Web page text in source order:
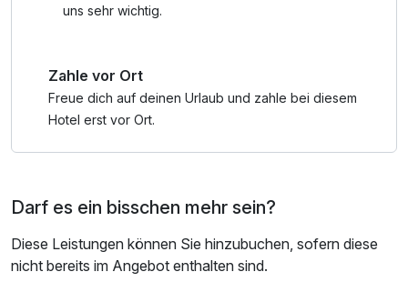
uns sehr wichtig.
Zahle vor Ort
Freue dich auf deinen Urlaub und zahle bei diesem
Hotel erst vor Ort.
Darf es ein bisschen mehr sein?
Diese Leistungen können Sie hinzubuchen, sofern diese
nicht bereits im Angebot enthalten sind.